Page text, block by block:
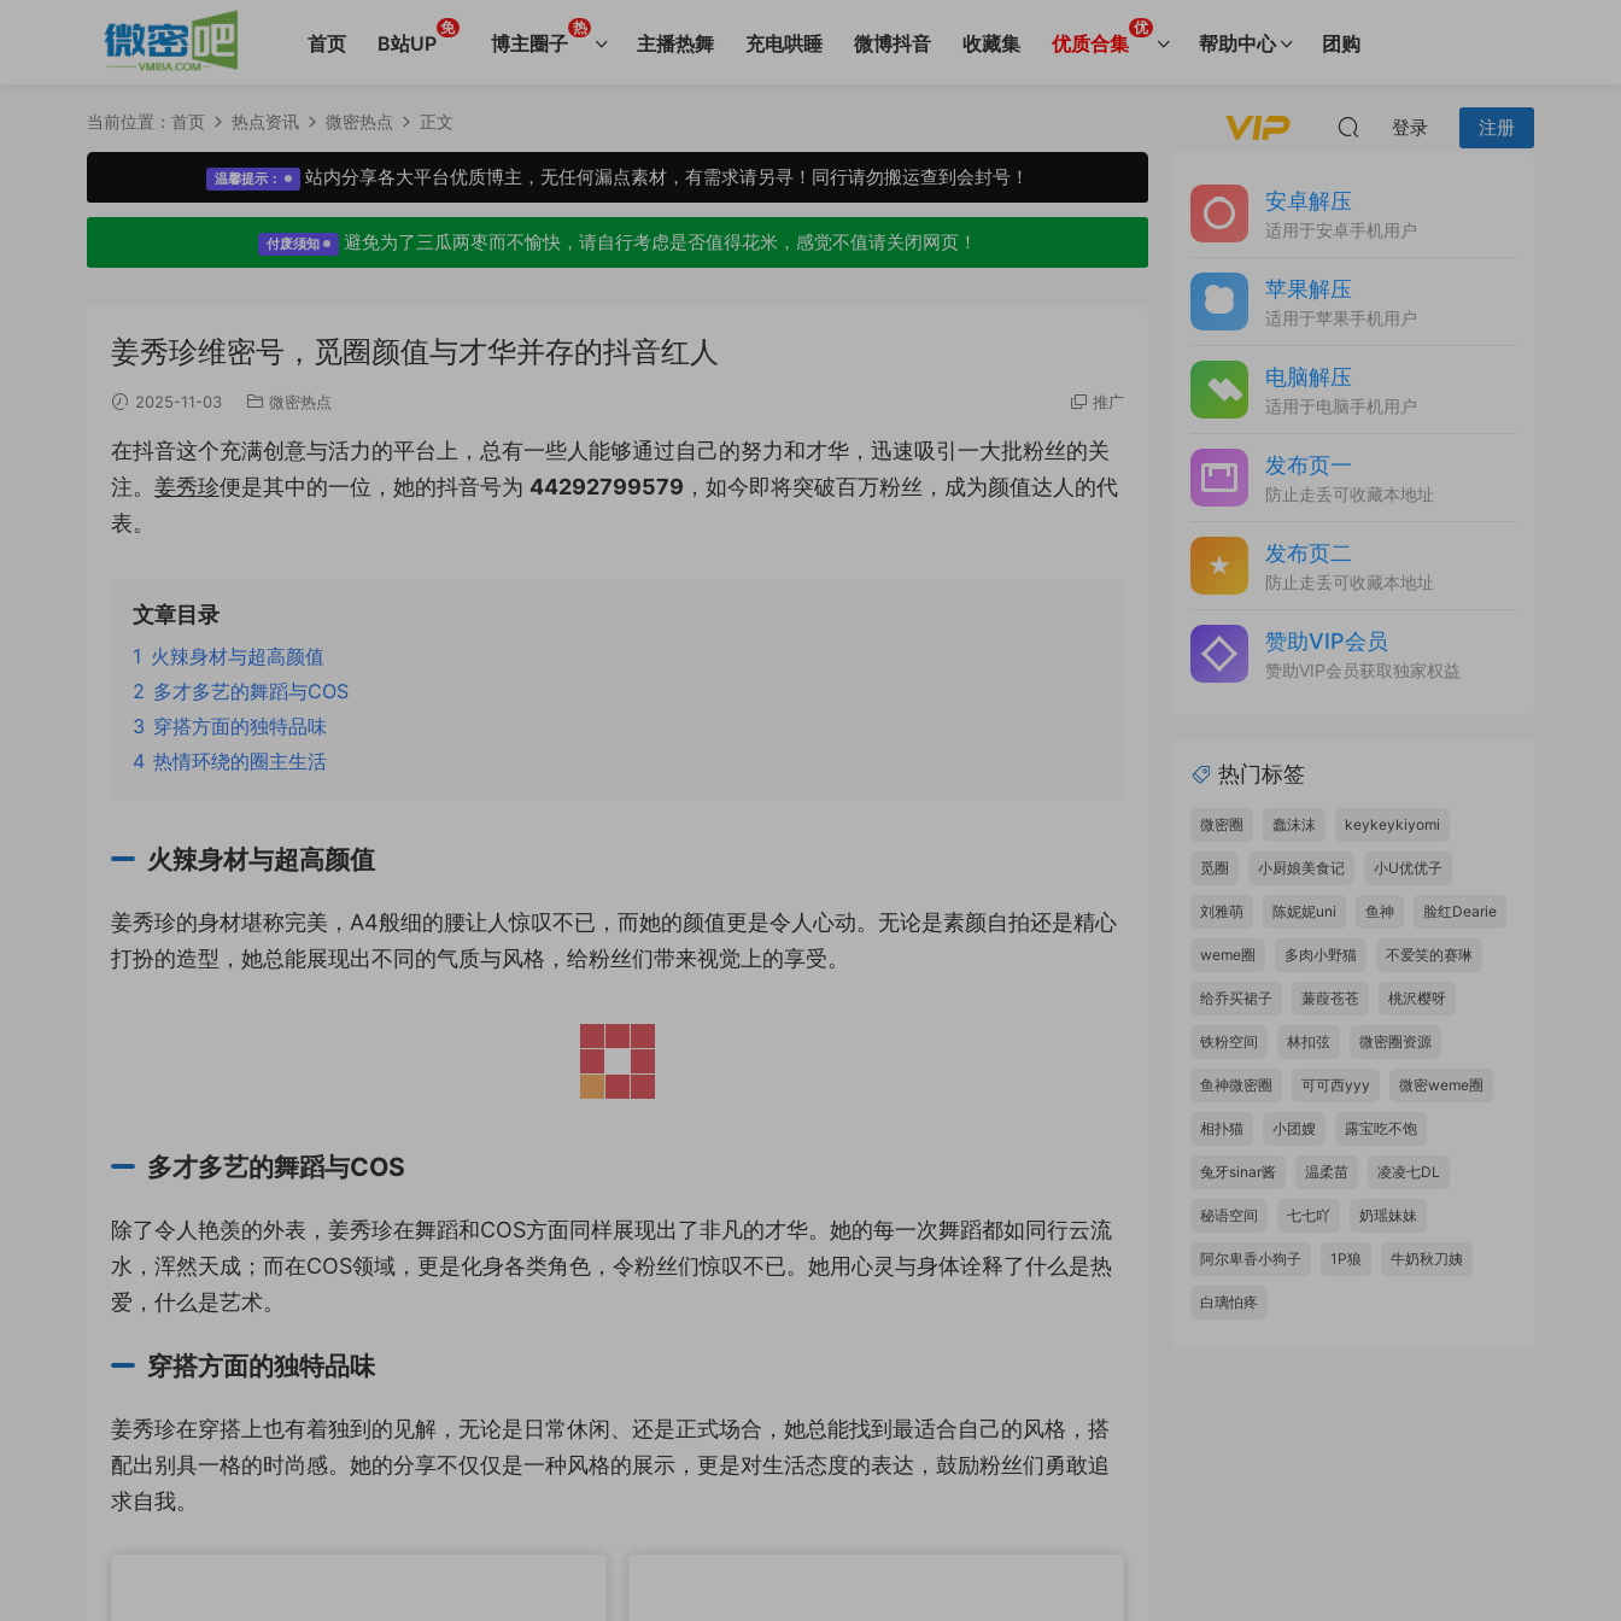
首页 B站UP
免
博主圈子
热
主播热舞 充电哄睡 微博抖音 收藏集 优质合集
优
帮助中心 团购
登录 注册
当前位置： 首页 热点资讯 微密热点 正文
温馨提示： 站内分享各大平台优质博主，无任何漏点素材，有需求请另寻！同行请勿搬运查到会封号！
付废须知 避免为了三瓜两枣而不愉快，请自行考虑是否值得花米，感觉不值请关闭网页！
姜秀珍维密号，觅圈颜值与才华并存的抖音红人
2025-11-03 微密热点 推广
在抖音这个充满创意与活力的平台上，总有一些人能够通过自己的努力和才华，迅速吸引一大批粉丝的关
注。 姜秀珍便是其中的一位，她的抖音号为 44292799579 ，如今即将突破百万粉丝，成为颜值达人的代
表。
文章目录
1 火辣身材与超高颜值
2 多才多艺的舞蹈与COS
3 穿搭方面的独特品味
4 热情环绕的圈主生活
火辣身材与超高颜值
姜秀珍的身材堪称完美，A4般细的腰让人惊叹不已，而她的颜值更是令人心动。无论是素颜自拍还是精心
打扮的造型，她总能展现出不同的气质与风格，给粉丝们带来视觉上的享受。
多才多艺的舞蹈与COS
除了令人艳羡的外表，姜秀珍在舞蹈和COS方面同样展现出了非凡的才华。她的每一次舞蹈都如同行云流
水，浑然天成；而在COS领域，更是化身各类角色，令粉丝们惊叹不已。她用心灵与身体诠释了什么是热
爱，什么是艺术。
穿搭方面的独特品味
姜秀珍在穿搭上也有着独到的见解，无论是日常休闲、还是正式场合，她总能找到最适合自己的风格，搭
配出别具一格的时尚感。她的分享不仅仅是一种风格的展示，更是对生活态度的表达，鼓励粉丝们勇敢追
求自我。
安卓解压
适用于安卓手机用户
苹果解压
适用于苹果手机用户
电脑解压
适用于电脑手机用户
发布页一
防止走丢可收藏本地址
发布页二
防止走丢可收藏本地址
赞助VIP会员
赞助VIP会员获取独家权益
热门标签
微密圈 蠢沫沫 keykeykiyomi
觅圈 小厨娘美食记 小U优优子
刘雅萌 陈妮妮uni 鱼神 脸红Dearie
weme圈 多肉小野猫 不爱笑的赛琳
给乔买裙子 蒹葭苍苍 桃沢樱呀
铁粉空间 林扣弦 微密圈资源
鱼神微密圈 可可西yyy 微密weme圈
相扑猫 小团嫂 露宝吃不饱
兔牙sinar酱 温柔苗 凌凌七DL
秘语空间 七七吖 奶瑶妹妹
阿尔卑香小狗子 1P狼 牛奶秋刀姨
白璃怕疼